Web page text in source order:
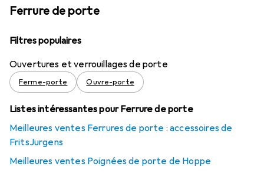
Ferrure de porte
Filtres populaires
Ouvertures et verrouillages de porte
Ferme-porte Ouvre-porte
Listes intéressantes pour Ferrure de porte
Meilleures ventes Ferrures de porte : accessoires de
FritsJurgens
Meilleures ventes Poignées de porte de Hoppe